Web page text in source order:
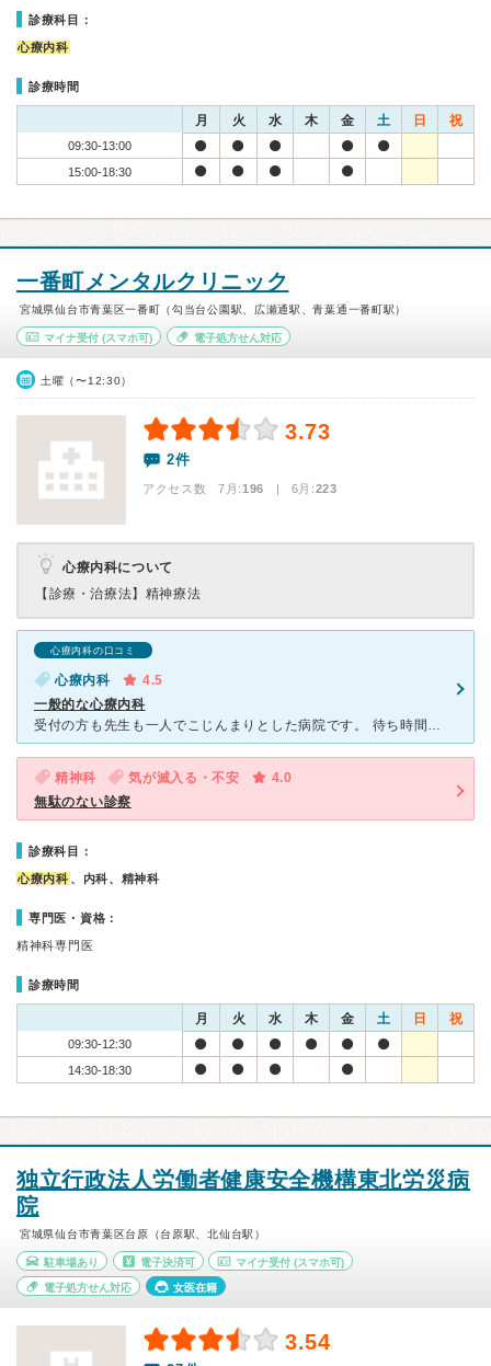
診療科目：
心療内科
診療時間
月 火 水 木 金 土 日 祝
09:30-13:00
15:00-18:30
一番町メンタルクリニック
宮城県仙台市青葉区一番町（勾当台公園駅、広瀬通駅、青葉通一番町駅）
マイナ受付 (スマホ可) 電子処方せん対応
土曜（〜12:30）
3.73
2件
アクセス数 7月:196 | 6月:223
心療内科について
【診療・治療法】 精神療法
心療内科の口コミ
心療内科
4.5
一般的な心療内科
受付の方も先生も一人でこじんまりとした病院です。 待ち時間も日によって異なりますが長くありません。 先生は話を聞き出してくれるというよりは、こちらから状況を伝えると、 そこから話を深めて
精神科 気が滅入る・不安
4.0
無駄のない診察
診療科目：
心療内科 、内科、精神科
専門医・資格：
精神科専門医
診療時間
月 火 水 木 金 土 日 祝
09:30-12:30
14:30-18:30
独立行政法人労働者健康安全機構東北労災病
院
宮城県仙台市青葉区台原（台原駅、北仙台駅）
駐車場あり 電子決済可 マイナ受付 (スマホ可)
電子処方せん対応 女医在籍
3.54